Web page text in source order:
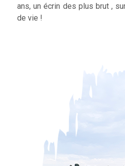
ans, un écrin des plus brut ,
de vie !